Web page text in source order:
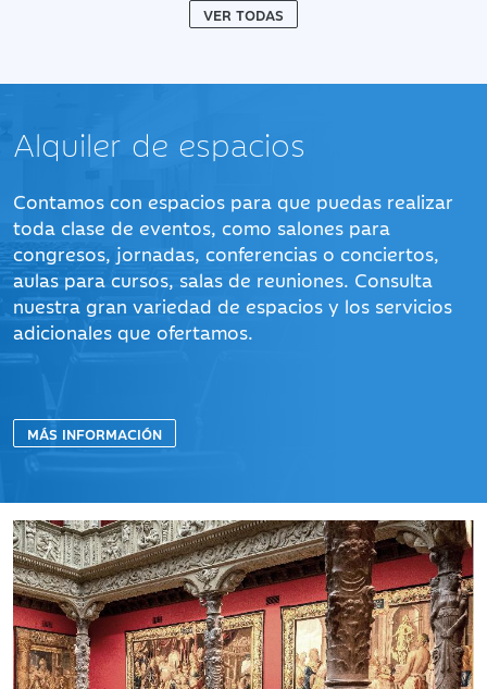
VER TODAS
Alquiler de espacios
Contamos con espacios para que puedas realizar
toda clase de eventos, como salones para
congresos, jornadas, conferencias o conciertos,
aulas para cursos, salas de reuniones. Consulta
nuestra gran variedad de espacios y los servicios
adicionales que ofertamos.
MÁS INFORMACIÓN